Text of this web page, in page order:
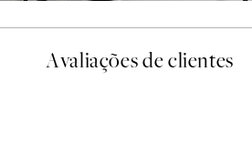
Avaliações de clientes